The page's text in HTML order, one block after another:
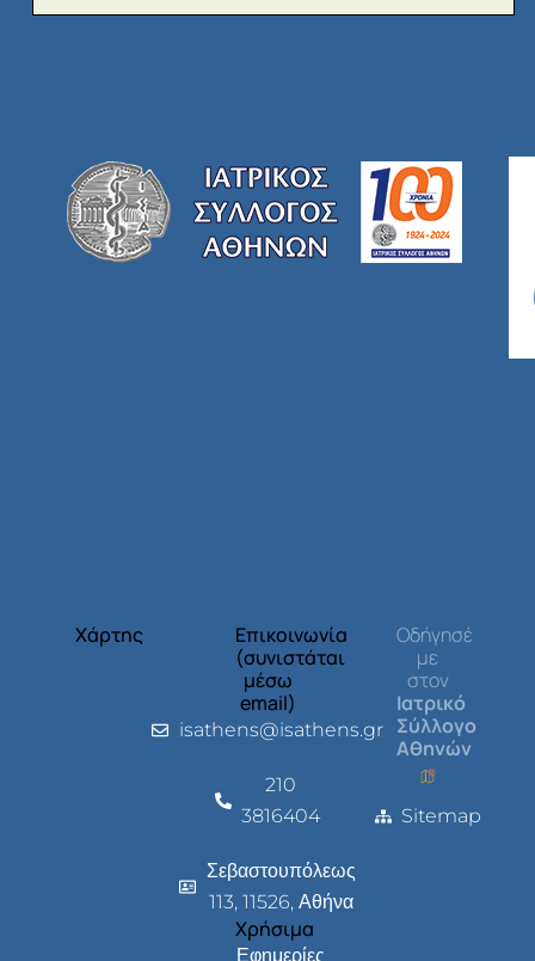
Χάρτης
Επικοινωνία
(συνιστάται
μέσω
email)
isathens@isathens.gr
210
3816404
Σεβαστουπόλεως
113, 11526, Αθήνα
Χρήσιμα
Εφημερίες
Οδήγησέ
με
στον
Ιατρικό
Σύλλογο
Αθηνών
Sitemap